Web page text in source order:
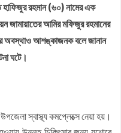
হাফিজুর রহমান (৬০) নামের এক
জামায়াতের আমির মফিজুর রহমানের
অবস্থাও আশঙ্কাজনক বলে জানান
ঘটে।
স্বাস্থ্য কমপ্লেক্সে নেয়া হয়।